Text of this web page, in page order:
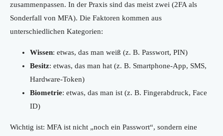
zusammenpassen. In der Praxis sind das meist zwei (2FA als
Sonderfall von MFA). Die Faktoren kommen aus
unterschiedlichen Kategorien:
Wissen: etwas, das man weiß (z. B. Passwort, PIN)
Besitz: etwas, das man hat (z. B. Smartphone-App, SMS,
Hardware-Token)
Biometrie: etwas, das man ist (z. B. Fingerabdruck, Face
ID)
Wichtig ist: MFA ist nicht „noch ein Passwort“, sondern eine